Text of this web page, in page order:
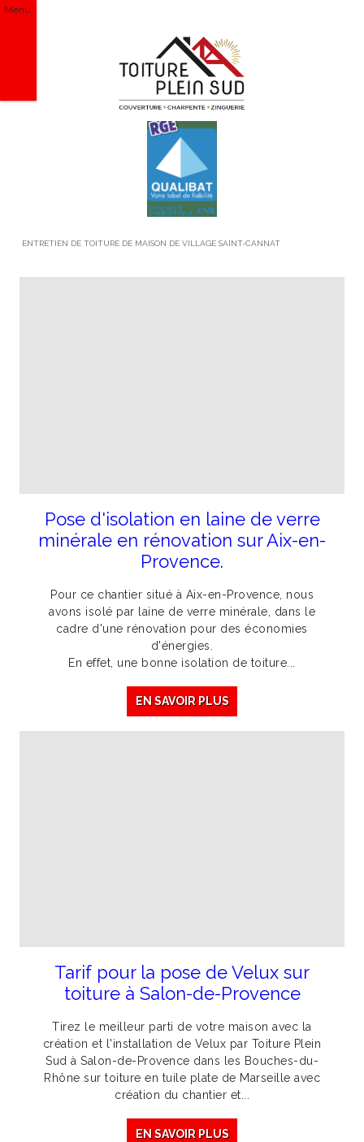
Menu
ENTRETIEN DE TOITURE DE MAISON DE VILLAGE SAINT-CANNAT
Pose d'isolation en laine de verre
minérale en rénovation sur Aix-en-
Provence.
Pour ce chantier situé à Aix-en-Provence, nous
avons isolé par laine de verre minérale, dans le
cadre d'une rénovation pour des économies
d'énergies.
En effet, une bonne isolation de toiture...
EN SAVOIR PLUS
Tarif pour la pose de Velux sur
toiture à Salon-de-Provence
Tirez le meilleur parti de votre maison avec la
création et l'installation de Velux par Toiture Plein
Sud à Salon-de-Provence dans les Bouches-du-
Rhône sur toiture en tuile plate de Marseille avec
création du chantier et...
EN SAVOIR PLUS